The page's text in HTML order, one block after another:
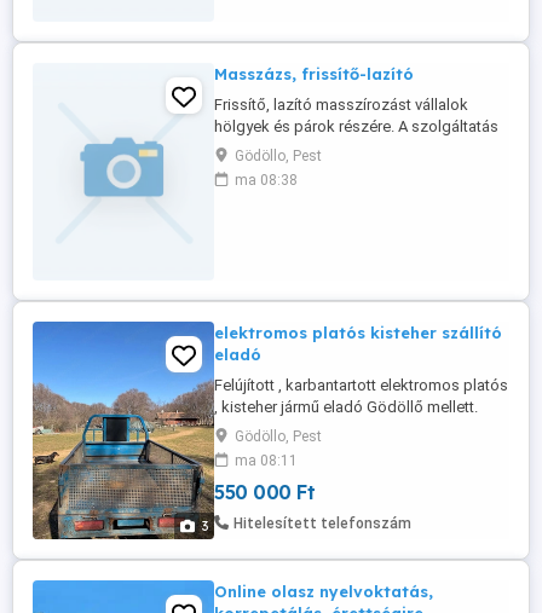
Masszázs, frissítő-lazító
Frissítő, lazító masszírozást vállalok
hölgyek és párok részére. A szolgáltatás
egyelőre térítésmentes, jelenleg csak
masszőr tanuló vagyok. Helyem nincs, azt
neked kell biztosítani.
Gödöllo, Pest
ma 08:38
3
elektromos platós kisteher szállító
eladó
Felújított , karbantartott elektromos platós
, kisteher jármű eladó Gödöllő mellett.
Kipróbálható. 06306786785
Gödöllo, Pest
ma 08:11
550 000 Ft
Hitelesített telefonszám
Online olasz nyelvoktatás,